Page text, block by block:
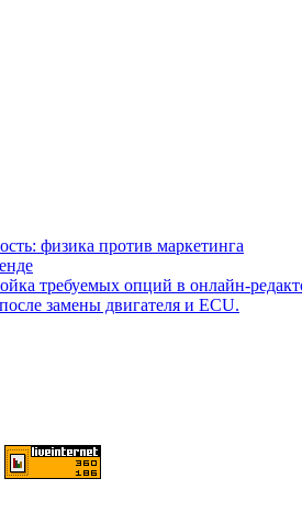
физика против маркетинга
требуемых опций в онлайн-
замены двигателя и ECU.